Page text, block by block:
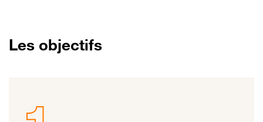
Les objectifs